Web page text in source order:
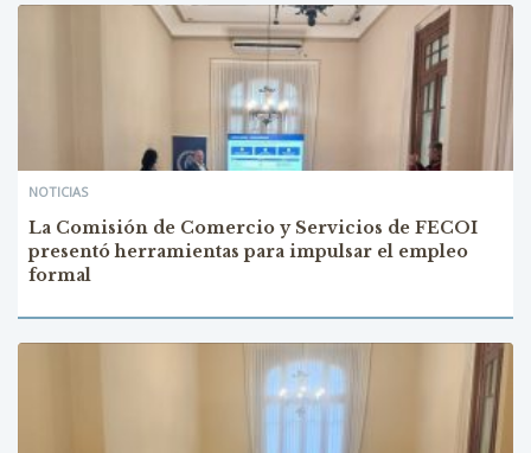
NOTICIAS
La Comisión de Comercio y Servicios de FECOI
presentó herramientas para impulsar el empleo
formal